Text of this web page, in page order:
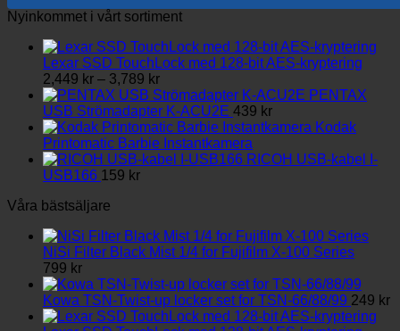
Nyinkommet i vårt sortiment
Lexar SSD TouchLock med 128-bit AES-kryptering
2,449 kr – 3,789 krPrisintervall:
2,449 kr
till
3,789 kr
PENTAX
USB Strömadapter K-ACU2E 439 kr
Kodak
Printomatic Barbie Instantkamera
RICOH USB-kabel I-
USB166 159 kr
Våra bästsäljare
NiSi Filter Black Mist 1/4 for Fujifilm X-100 Series
799 kr
Kowa TSN-Twist-up locker set for TSN-66/88/99 249 kr